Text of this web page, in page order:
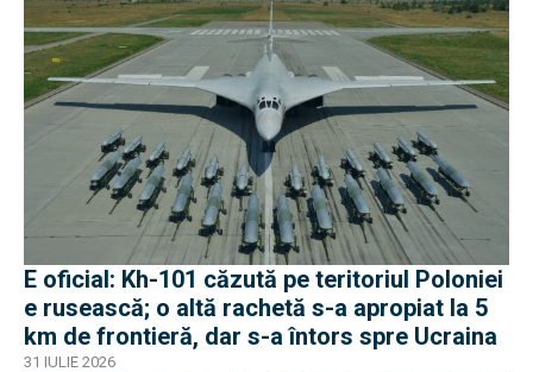
E oficial: Kh-101 căzută pe teritoriul Poloniei
e rusească; o altă rachetă s-a apropiat la 5
km de frontieră, dar s-a întors spre Ucraina
31 IULIE 2026